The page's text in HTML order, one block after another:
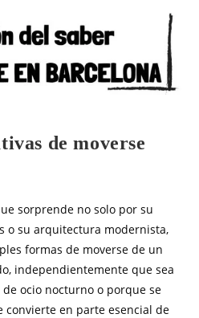
de moverse
sorprende no solo por su
o su arquitectura modernista,
formas de moverse de un
independientemente que sea
ocio nocturno o porque se
convierte en parte esencial de